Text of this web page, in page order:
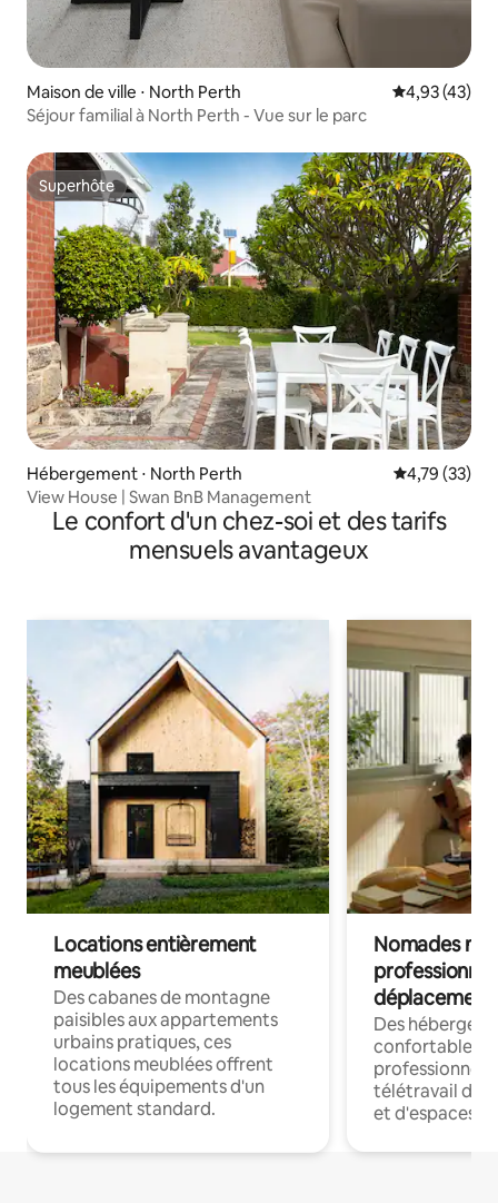
Maison de ville ⋅ North Perth Évaluation
4,93 (43)
Séjour familial à North Perth - Vue sur le parc
Superhôte
Superhôte
Hébergement ⋅ North Perth Évaluation
4,79 (33)
View House | Swan BnB Management
Le confort d'un chez-soi et des tarifs
mensuels avantageux
Locations entièrement
meublées
Des cabanes de montagne
paisibles aux appartements
urbains pratiques, ces
locations meublées offrent
tous les équipements d'un
logement standard.
Nomades
déplacement
Des
confortables
professionnels
télétravail
et d'espaces